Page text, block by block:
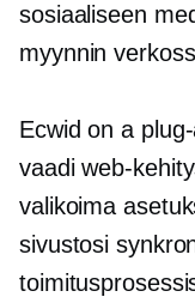
sosiaaliseen
myynnin
Ecwid on a
vaadi web-
valikoima
sivustosi